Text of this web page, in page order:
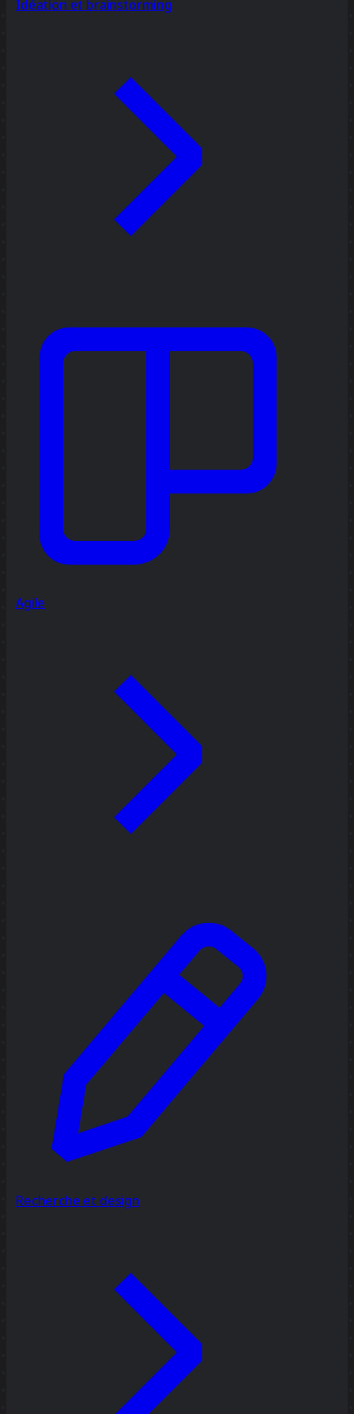
Idéation et brainstorming
Agile
Recherche et design